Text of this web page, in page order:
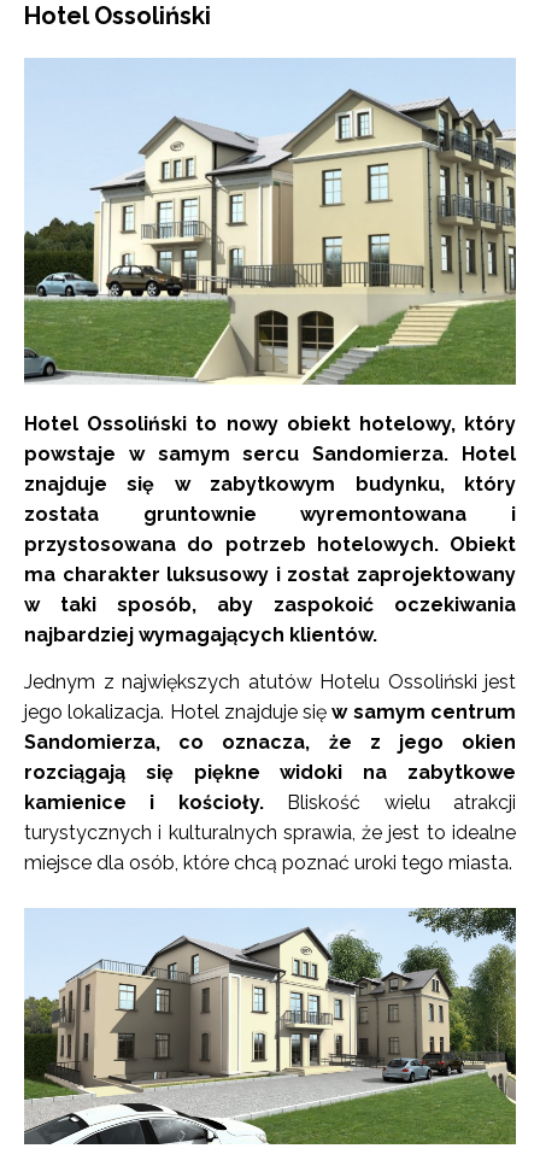
Hotel Ossoliński
Hotel Ossoliński to nowy obiekt hotelowy, który
powstaje w samym sercu Sandomierza. Hotel
znajduje się w zabytkowym budynku, który
została gruntownie wyremontowana i
przystosowana do potrzeb hotelowych. Obiekt
ma charakter luksusowy i został zaprojektowany
w taki sposób, aby zaspokoić oczekiwania
najbardziej wymagających klientów.
Jednym z największych atutów Hotelu Ossoliński jest
jego lokalizacja. Hotel znajduje się w samym centrum
Sandomierza, co oznacza, że z jego okien
rozciągają się piękne widoki na zabytkowe
kamienice i kościoły.Bliskość wielu atrakcji
turystycznych i kulturalnych sprawia, że jest to idealne
miejsce dla osób, które chcą poznać uroki tego miasta.